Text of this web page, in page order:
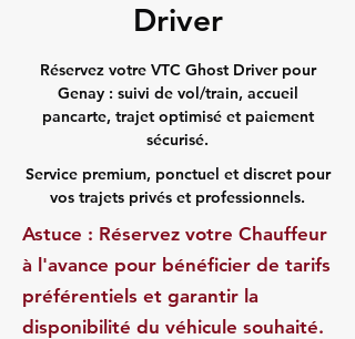
Driver
Réservez votre VTC Ghost Driver pour
Genay : suivi de vol/train, accueil
pancarte, trajet optimisé et paiement
sécurisé.
Service premium, ponctuel et discret pour
vos trajets privés et professionnels.
Astuce : Réservez votre Chauffeur
à l'avance pour bénéficier de tarifs
préférentiels et garantir la
disponibilité du véhicule souhaité.